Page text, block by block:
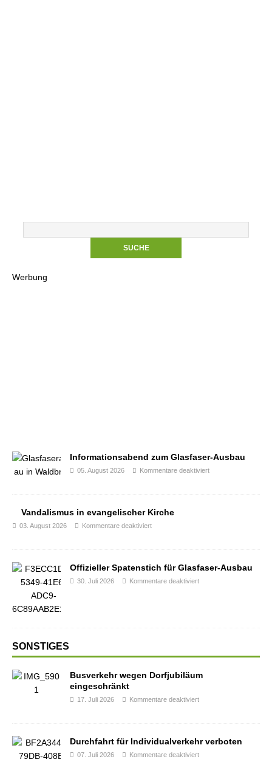
Werbung
Informationsabend zum Glasfaser-Ausbau
05. August 2026 Kommentare deaktiviert
Vandalismus in evangelischer Kirche
03. August 2026 Kommentare deaktiviert
Offizieller Spatenstich für Glasfaser-Ausbau
30. Juli 2026 Kommentare deaktiviert
SONSTIGES
Busverkehr wegen Dorfjubiläum
eingeschränkt
17. Juli 2026 Kommentare deaktiviert
Durchfahrt für Individualverkehr verboten
07. Juli 2026 Kommentare deaktiviert